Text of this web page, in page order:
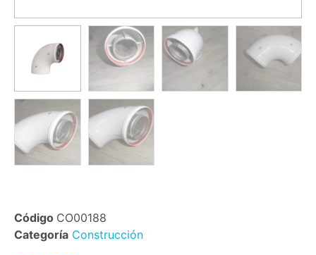
Código CO00188
Categoría Construcción